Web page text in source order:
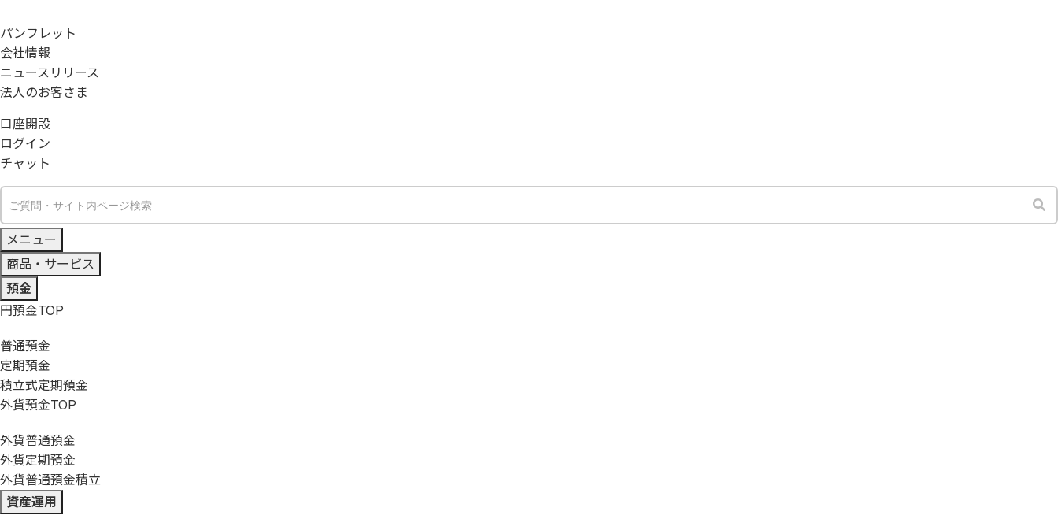
パンフレット
会社情報
ニュースリリース
法人のお客さま
口座開設
ログイン
チャット
メニュー
商品・サービス
預金
円預金TOP
普通預金
定期預金
積立式定期預金
外貨預金TOP
外貨普通預金
外貨定期預金
外貨普通預金積立
資産運用